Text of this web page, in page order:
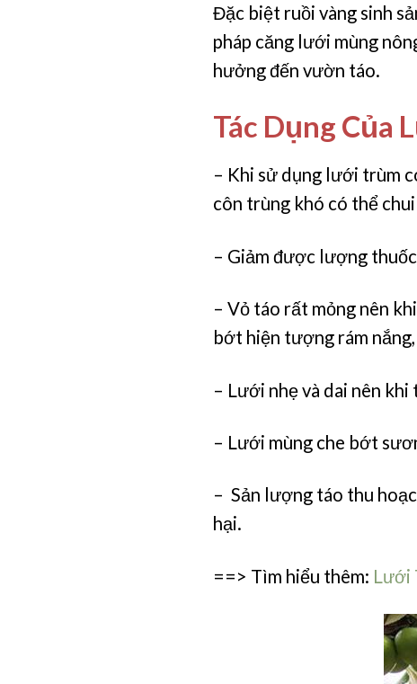
Đặc biệt ruồi vàng sinh
pháp căng lưới mùng
hưởng đến vườn táo.
Tác Dụng Của
– Khi sử dụng lưới trùm
côn trùng khó có thể
– Giảm được lượng
– Vỏ táo rất mỏng nên
bớt hiện tượng rám nắng,
– Lưới nhẹ và dai nên
– Lưới mùng che bớt
– Sản lượng táo thu
hại.
==> Tìm hiểu thêm: Lưới